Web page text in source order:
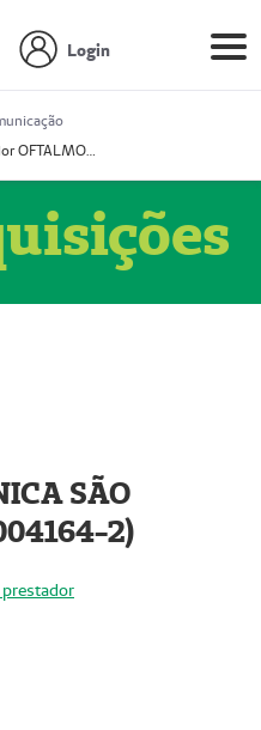
Login
Prestador OFTALMOCLÍNICA SÃO GONÇALO (55004164-2)
SÃO
2)